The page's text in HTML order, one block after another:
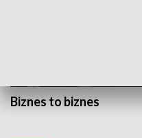
Biznes to biznes